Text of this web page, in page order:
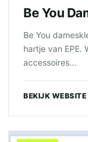
Be You
Be You
hartje van EPE.
accessoires...
BEKIJK WEBSITE